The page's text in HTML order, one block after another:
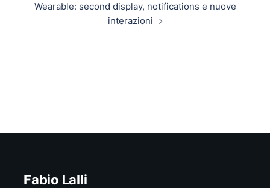
Wearable: second display, notifications e nuove
interazioni
Fabio Lalli